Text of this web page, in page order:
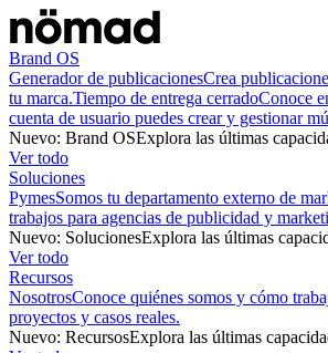
Brand OS
Generador de publicacionesCrea
tu marca.Tiempo de entrega cerradoConoce
cuenta de usuario puedes crear y gestionar
Nuevo: Brand OSExplora las últimas
Ver todo
Soluciones
PymesSomos tu departamento externo de
trabajos para agencias de publicidad y
Nuevo: SolucionesExplora las últimas
Ver todo
Recursos
NosotrosConoce quiénes somos y cómo
proyectos y casos reales.
Nuevo: RecursosExplora las últimas